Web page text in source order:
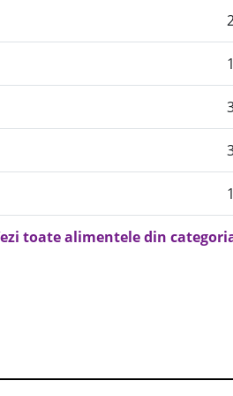
toate alimentele din